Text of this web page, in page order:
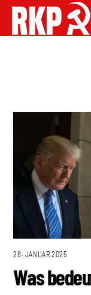
28. JANUAR 2025
Was